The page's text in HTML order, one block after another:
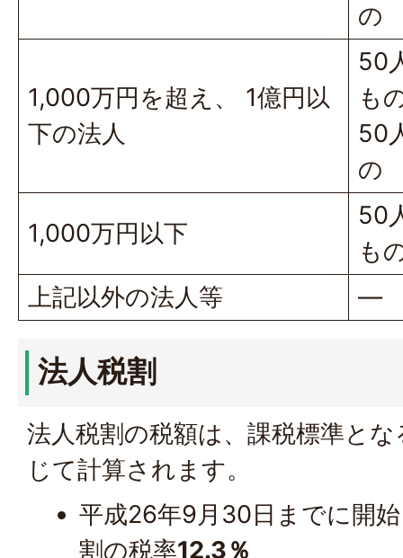
の
1,000万円を超え、 1億円以
下の法人
50
も
50
の
1,000万円以下
50
も
上記以外の法人等
―
法人税割
法人税割の税額は、課税標準と
じて計算されます。
平成26年9月30日までに開
割の税率12.3％